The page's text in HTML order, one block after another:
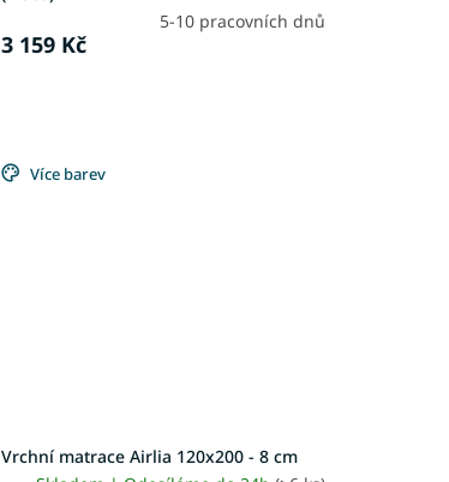
5-10 pracovních dnů
3 159 Kč
Více barev
Vrchní matrace Airlia 120x200 - 8 cm